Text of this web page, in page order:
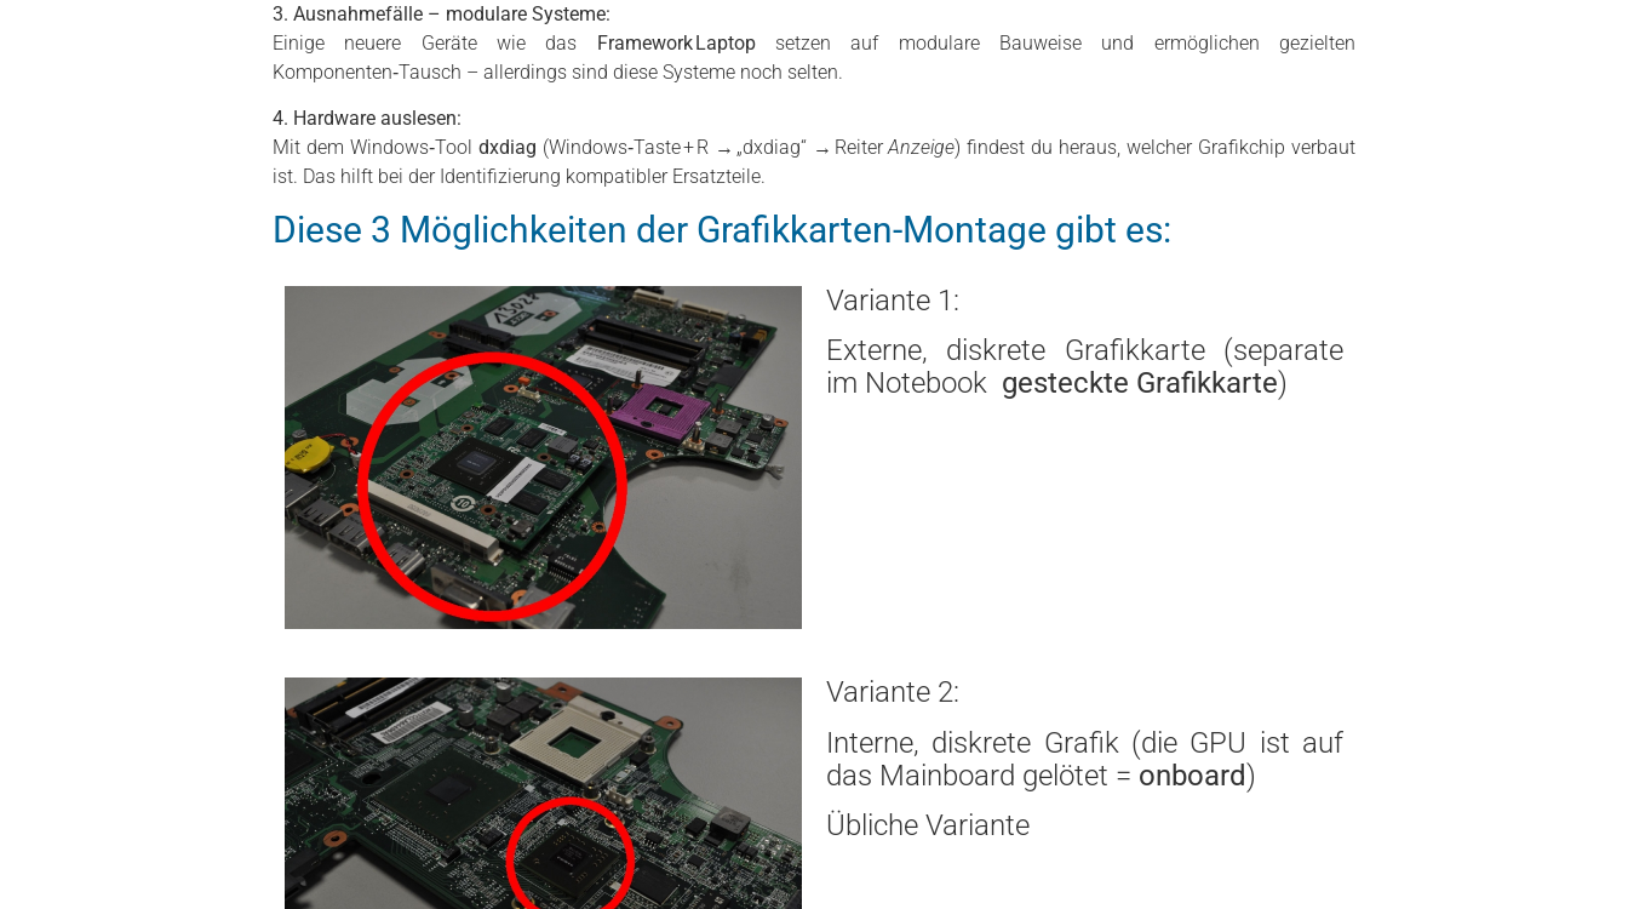
3. Ausnahmefälle – modulare Systeme:
Einige neuere Geräte wie das Framework Laptopsetzen auf modulare Bauweise und ermöglichen gezielten
Komponenten‑Tausch – allerdings sind diese Systeme noch selten.
4. Hardware auslesen:
Mit dem Windows‑Tool dxdiag (Windows‑Taste + R → „dxdiag“ → ReiterAnzeige) findest du heraus, welcher Grafikchip verbaut
ist. Das hilft bei der Identifizierung kompatibler Ersatzteile.
Diese 3 Möglichkeiten der Grafikkarten-Montage gibt es:
Variante 1:
Externe, diskrete Grafikkarte (separate
im Notebook gesteckte Grafikkarte)
Variante 2:
Interne, diskrete Grafik (die GPU ist auf
das Mainboard gelötet = onboard)
Übliche Variante